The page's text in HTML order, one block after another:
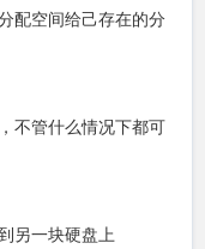
配空间给己存在的分
不管什么情况下都可
另一块硬盘上